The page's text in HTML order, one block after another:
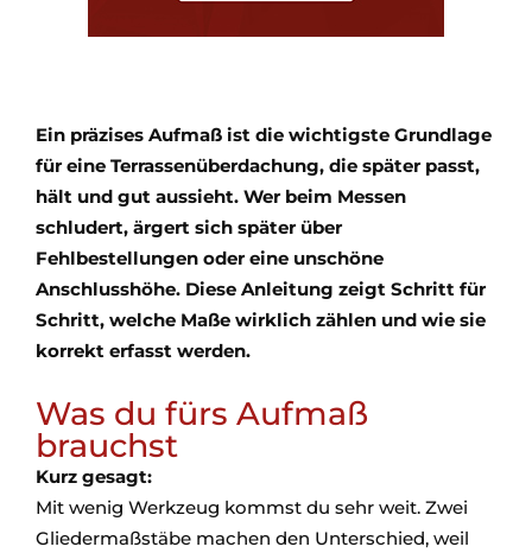
Ein präzises Aufmaß ist die wichtigste Grundlage
für eine Terrassenüberdachung, die später passt,
hält und gut aussieht. Wer beim Messen
schludert, ärgert sich später über
Fehlbestellungen oder eine unschöne
Anschlusshöhe. Diese Anleitung zeigt Schritt für
Schritt, welche Maße wirklich zählen und wie sie
korrekt erfasst werden.
Was du fürs Aufmaß
brauchst
Kurz gesagt:
Mit wenig Werkzeug kommst du sehr weit. Zwei
Gliedermaßstäbe machen den Unterschied, weil